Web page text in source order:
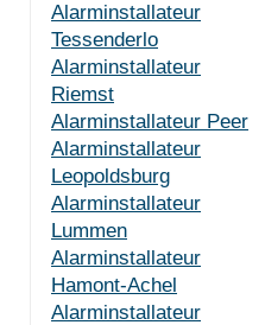
Alarminstallateur
Tessenderlo
Alarminstallateur
Riemst
Alarminstallateur Peer
Alarminstallateur
Leopoldsburg
Alarminstallateur
Lummen
Alarminstallateur
Hamont-Achel
Alarminstallateur